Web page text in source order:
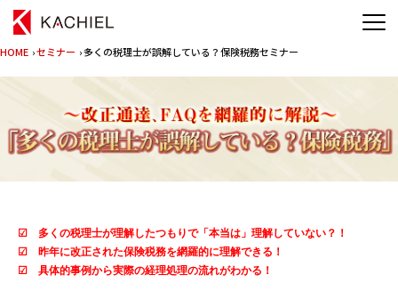
HOME ›セミナー › 多くの税理士が誤解している？保険税務セミナー
☑ 多くの税理士が理解したつもりで「本当は」理解していない？！
☑ 昨年に改正された保険税務を網羅的に理解できる！
☑ 具体的事例から実際の経理処理の流れがわかる！